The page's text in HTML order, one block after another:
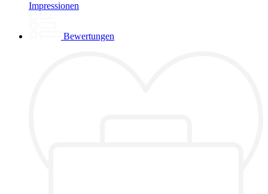
Impressionen
Bewertungen